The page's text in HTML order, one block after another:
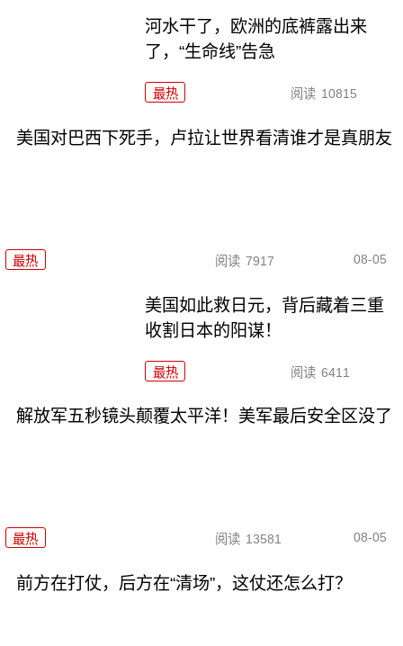
河水干了，欧洲的底裤露出来
了，“生命线”告急
最热 阅读 10815
美国对巴西下死手，卢拉让世界看清谁才是真朋友
最热 阅读 7917 08-05
美国如此救日元，背后藏着三重
收割日本的阳谋！
最热 阅读 6411
解放军五秒镜头颠覆太平洋！美军最后安全区没了
最热 阅读 13581 08-05
前方在打仗，后方在“清场”，这仗还怎么打？